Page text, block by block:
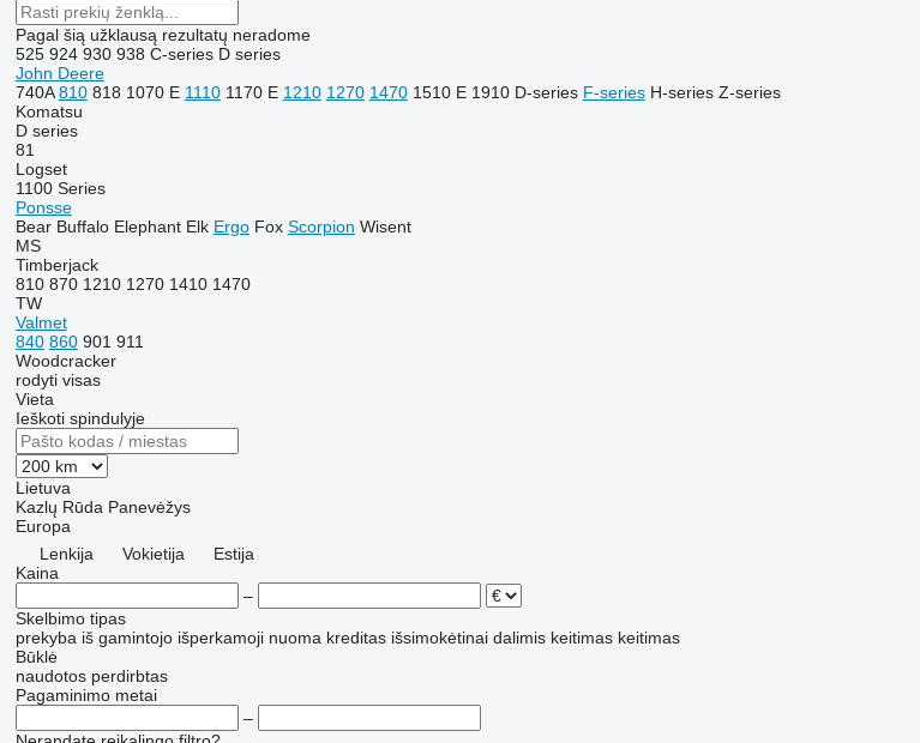
Pagal šią užklausą rezultatų neradome
525 924 930 938 C-series D series
John Deere
740A 810 818 1070 E 1110 1170 E 1210 1270 1470 1510 E 1910 D-series F-series H-series Z-series
Komatsu
D series
81
Logset
1100 Series
Ponsse
Bear Buffalo Elephant Elk Ergo Fox Scorpion Wisent
MS
Timberjack
810 870 1210 1270 1410 1470
TW
Valmet
840 860 901 911
Woodcracker
rodyti visas
Vieta
Ieškoti spindulyje
Lietuva
Kazlų Rūda Panevėžys
Europa
Lenkija
Vokietija
Estija
Kaina
–
Skelbimo tipas
prekyba iš gamintojo išperkamoji nuoma kreditas išsimokėtinai dalimis keitimas keitimas
Būklė
naudotos perdirbtas
Pagaminimo metai
–